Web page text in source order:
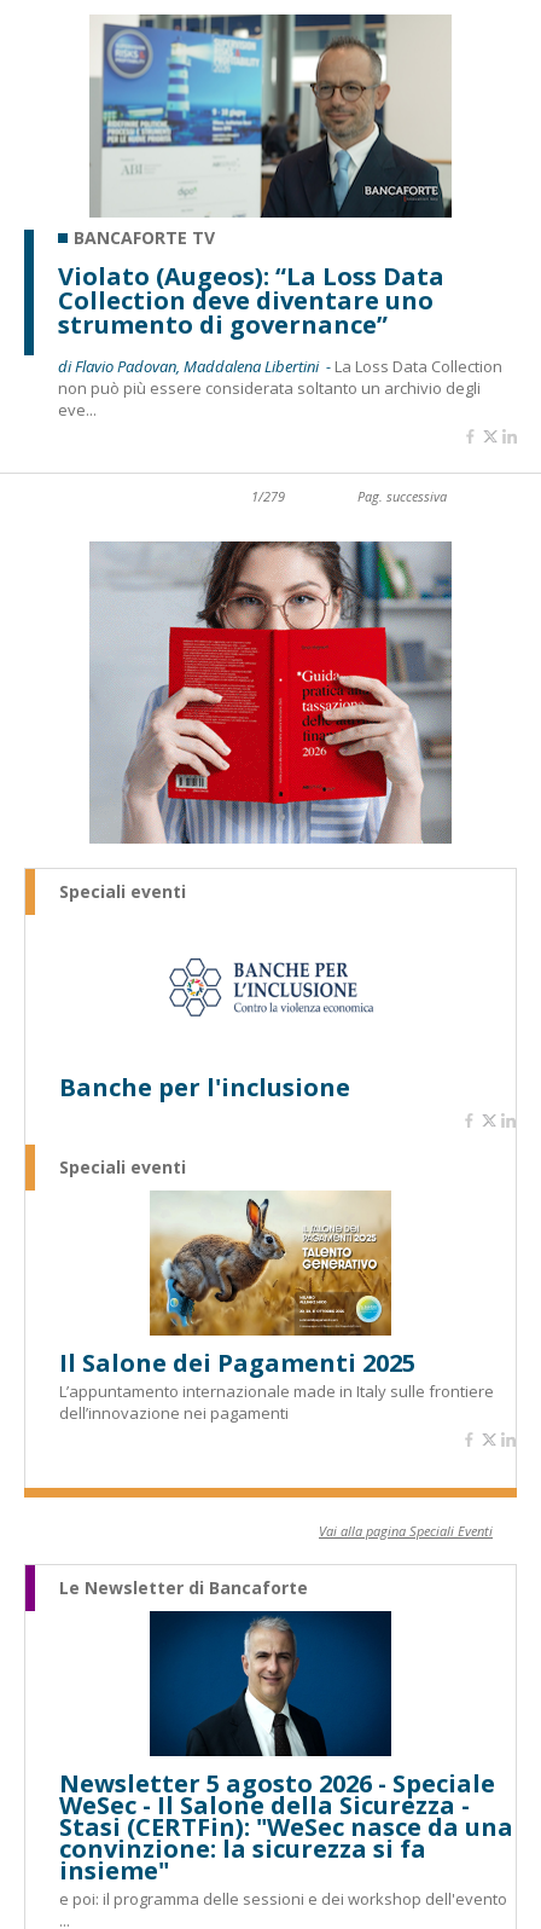
BANCAFORTE TV
Violato (Augeos): “La Loss Data
Collection deve diventare uno
strumento di governance”
di Flavio Padovan, Maddalena Libertini - La Loss Data Collection
non può più essere considerata soltanto un archivio degli
eve...
1/279 Pag. successiva
Speciali eventi
Banche per l'inclusione
Speciali eventi
Il Salone dei Pagamenti 2025
L’appuntamento internazionale made in Italy sulle frontiere
dell’innovazione nei pagamenti
Vai alla pagina Speciali Eventi
Le Newsletter di Bancaforte
Newsletter 5 agosto 2026 - Speciale
WeSec - Il Salone della Sicurezza -
Stasi (CERTFin): "WeSec nasce da una
convinzione: la sicurezza si fa
insieme"
e poi: il programma delle sessioni e dei workshop dell'evento
...